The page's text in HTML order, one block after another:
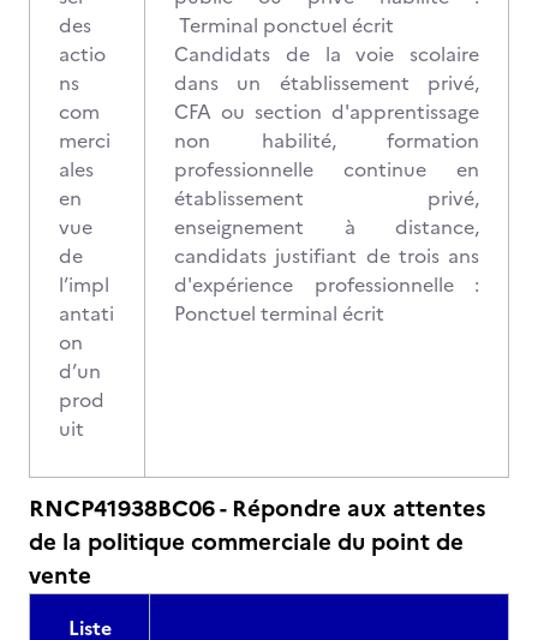
des
actio
ns
com
merci
ales
en
vue
de
l’impl
antati
on
d’un
prod
uit
Terminal ponctuel écrit
Candidats de la voie scolaire
dans un établissement privé,
CFA ou section d'apprentissage
non habilité, formation
professionnelle continue en
établissement privé,
enseignement à distance,
candidats justifiant de trois ans
d'expérience professionnelle :
Ponctuel terminal écrit
RNCP41938BC06 - Répondre aux attentes
de la politique commerciale du point de
vente
Liste